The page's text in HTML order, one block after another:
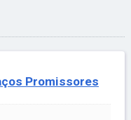
Promissores